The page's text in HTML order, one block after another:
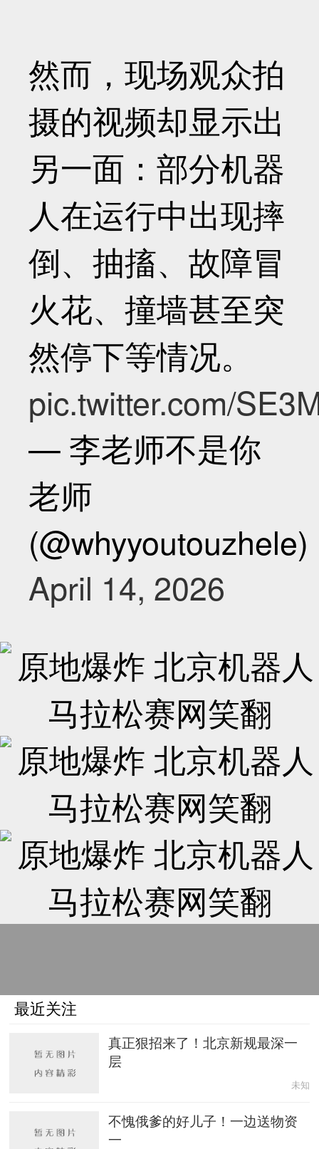
然而，现场观众拍
摄的视频却显示出
另一面：部分机器
人在运行中出现摔
倒、抽搐、故障冒
火花、撞墙甚至突
然停下等情况。
pic.twitter.com/
— 李老师不是你
老师
(@whyyoutouzhele)
April 14, 2026
最近关注
真正狠招来了！北京新规最深一
层
未知
不愧俄爹的好儿子！一边送物资
一